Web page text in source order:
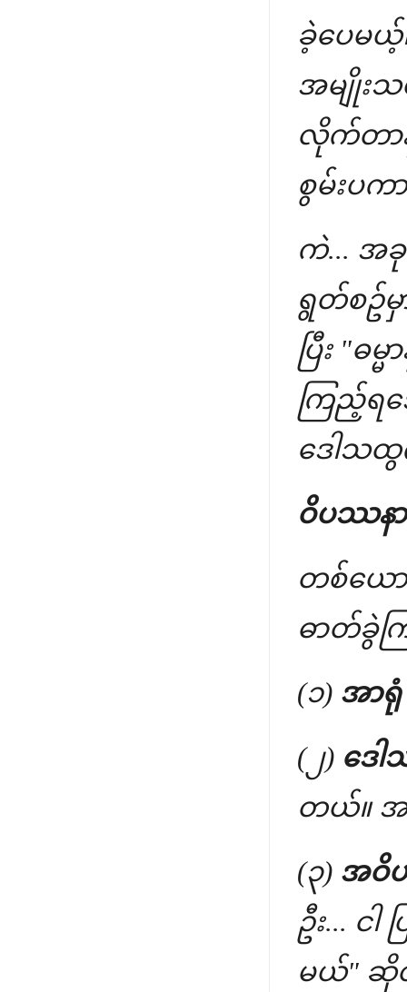
ခဲ့ပေမယ့်
အမျိုးသ
လိုက်တာနဲ့
စွမ်းပကာ
ကဲ... အ
ရွတ်စဥ်မှ
ပြီး "
ကြည့်ရ
ဒေါသထွ
ဝိပဿနာ
တစ်ယေ
ဓာတ်ခွဲ
(၁) အာရုံ
(၂) ဒေါ
တယ်။ အ
(၃) အဝိဟိံ
ဦး... င
မယ်" ဆို